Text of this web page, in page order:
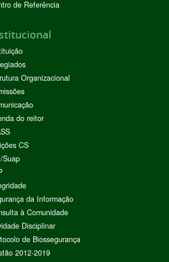
de Referência
Organizacional
do reitor
CS
Suap
da Informação
à Comunidade
Disciplinar
de Biossegurança
2012-2019